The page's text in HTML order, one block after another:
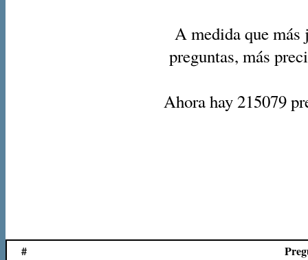
A medida que más
preguntas, más
Ahora hay 215079
#